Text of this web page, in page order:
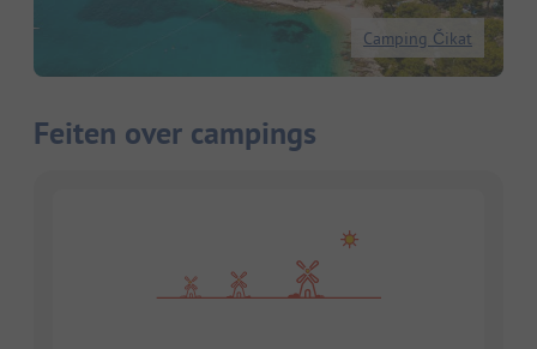
Camping Čikat
Feiten over campings